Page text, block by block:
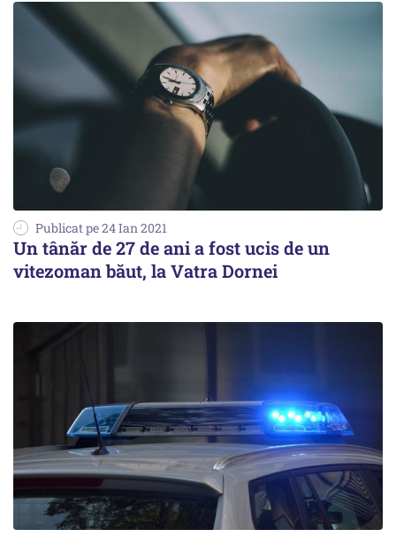
Publicat pe 24 Ian 2021
Un tânăr de 27 de ani a fost ucis de un
vitezoman băut, la Vatra Dornei